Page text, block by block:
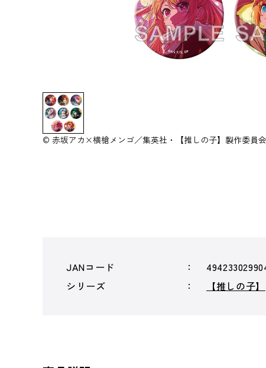
© 赤坂アカ×横槍メンゴ／集英社・【推しの子】製作委員会
JANコード
シリーズ
【推しの子】